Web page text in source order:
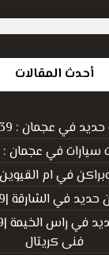
أحدث المقالات
في عجمان : 0503163139
في عجمان : 0503163139
في ام القيوين
في الشارقة |0503163139|
فنى كريتال